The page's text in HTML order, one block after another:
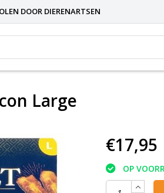
DOOR DIERENARTSEN
Large
€17,95
OP